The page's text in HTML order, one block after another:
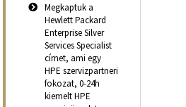
Megkaptuk a
Hewlett Packard
Enterprise Silver
Services Specialist
címet, ami egy
HPE szervizpartneri
fokozat, 0-24h
kiemelt HPE